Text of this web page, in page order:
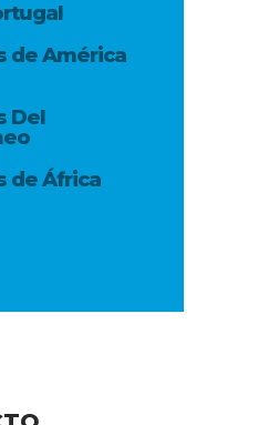
de América
Del
de África